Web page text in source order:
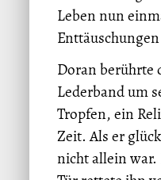
Leben nun
Doran berührte
Lederband um
Tropfen, ein
Zeit. Als er
nicht allein